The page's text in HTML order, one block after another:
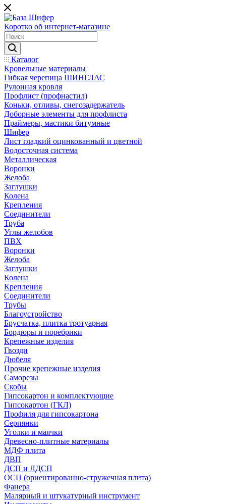
Коротко об интернет-магазине
Каталог
Кровельные материалы
Гибкая черепица ШИНГЛАС
Рулонная кровля
Профлист (профнастил)
Коньки, отливы, снегозадержатель
Доборные элементы для профлиста
Праймеры, мастики битумные
Шифер
Лист гладкий оцинкованный и цветной
Водосточная система
Металлическая
Воронки
Желоба
Заглушки
Колена
Крепления
Соединители
Труба
Углы желобов
ПВХ
Воронки
Желоба
Заглушки
Колена
Крепления
Соединители
Трубы
Благоустройство
Брусчатка, плитка тротуарная
Бордюры и поребрики
Крепежные изделия
Гвозди
Дюбеля
Прочие крепежные изделия
Саморезы
Скобы
Гипсокартон и комплектующие
Гипсокартон (ГКЛ)
Профиля для гипсокартона
Серпянки
Уголки и маячки
Древесно-плитные материалы
МДФ плита
ДВП
ДСП и ЛДСП
ОСП (ориентированно-стружечная плита)
Фанера
Малярный и штукатурный инструмент